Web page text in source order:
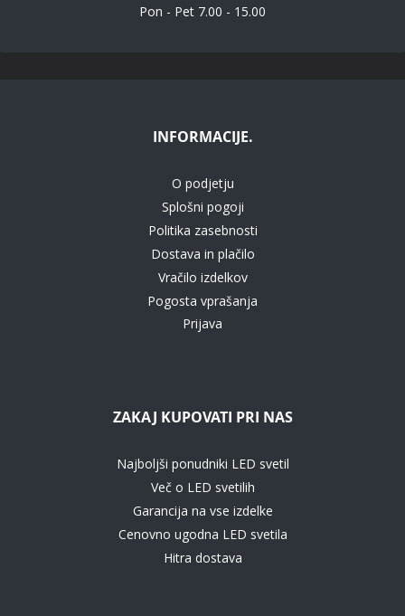
Pon - Pet 7.00 - 15.00
INFORMACIJE.
O podjetju
Splošni pogoji
Politika zasebnosti
Dostava in plačilo
Vračilo izdelkov
Pogosta vprašanja
Prijava
ZAKAJ KUPOVATI PRI NAS
Najboljši ponudniki LED svetil
Več o LED svetilih
Garancija na vse izdelke
Cenovno ugodna LED svetila
Hitra dostava